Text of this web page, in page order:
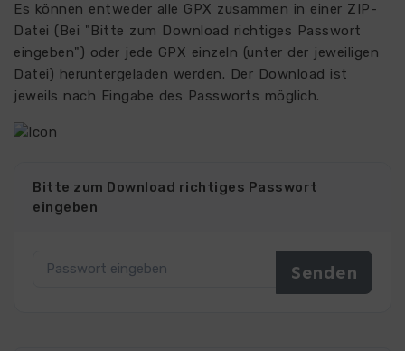
Es können entweder alle GPX zusammen in einer ZIP-
Datei (Bei "Bitte zum Download richtiges Passwort
eingeben") oder jede GPX einzeln (unter der jeweiligen
Datei) heruntergeladen werden. Der Download ist
jeweils nach Eingabe des Passworts möglich.
Bitte zum Download richtiges Passwort
eingeben